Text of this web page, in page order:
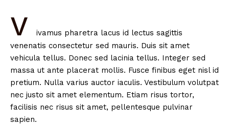
V
ivamus pharetra lacus id lectus sagittis
venenatis consectetur sed mauris. Duis sit amet
vehicula tellus. Donec sed lacinia tellus. Integer sed
massa ut ante placerat mollis. Fusce finibus eget nisl id
pretium. Nulla varius auctor iaculis. Vestibulum volutpat
nec justo sit amet elementum. Etiam risus tortor,
facilisis nec risus sit amet, pellentesque pulvinar
sapien.